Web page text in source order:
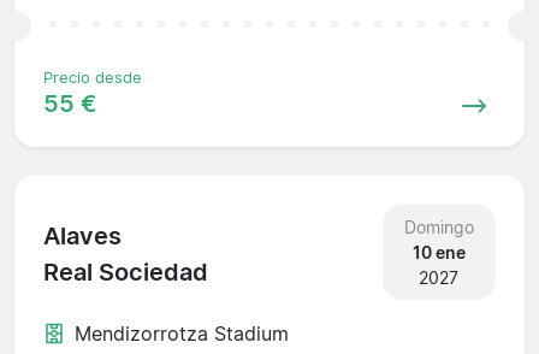
Precio desde
55 €
Alaves
Real Sociedad
Domingo
10 ene
2027
Mendizorrotza Stadium